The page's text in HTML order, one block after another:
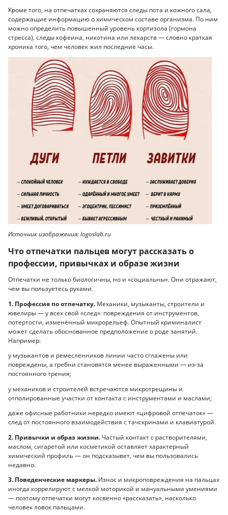
Кроме того, на отпечатках сохраняются следы пота и кожного сала,
содержащие информацию о химическом составе организма. По ним
можно определить повышенный уровень кортизола (гормона
стресса), следы кофеина, никотина или лекарств — словно краткая
хроника того, чем человек жил последние часы.
Источник изображения: logoslab.ru
Что отпечатки пальцев могут рассказать о
профессии, привычках и образе жизни
Отпечатки не только биологичны, но и «социальны». Они отражают,
чем вы пользуетесь руками.
1. Профессия по отпечатку. Механики, музыканты, строители и
ювелиры — у всех свой «след»: повреждения от инструментов,
потертости, изменённый микрорельеф. Опытный криминалист
может сделать обоснованное предположение о роде занятий.
Например:
у музыкантов и ремесленников линии часто сглажены или
повреждены, а гребни становятся менее выраженными — из-за
постоянного трения;
у механиков и строителей встречаются микротрещины и
отполированные участки от контакта с инструментами и маслами;
даже офисные работники нередко имеют «цифровой отпечаток» —
след от постоянного взаимодействия с тачскринами и клавиатурой.
2. Привычки и образ жизни. Частый контакт с растворителями,
маслом, сигаретой или косметикой оставляет характерный
химический профиль — он подсказывет, чем вы пользовались
недавно.
3. Поведенческие маркеры. Износ и микроповреждения на пальцах
иногда коррелируют с мелкой моторикой и мануальными умениями
— поэтому отпечатки могут косвенно «рассказать», насколько
человек ловок пальцами.